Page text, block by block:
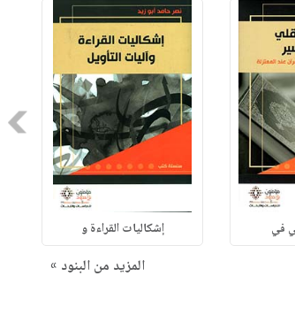
في إشكاليات القراءة و
المزيد من البنود »